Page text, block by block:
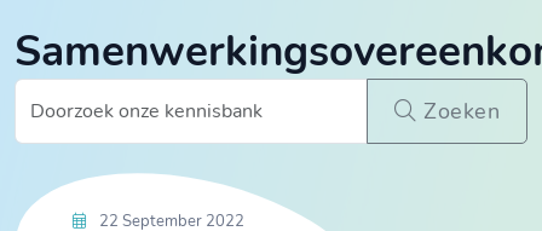
Zoeken
22 September 2022